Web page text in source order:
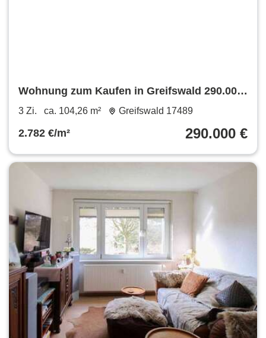
Wohnung zum Kaufen in Greifswald 290.000
€ 104.26 m²
3 Zi. ca. 104,26 m² Greifswald 17489
2.782 €/m² 290.000 €